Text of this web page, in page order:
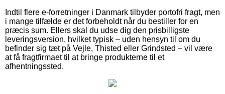
Indtil flere e-forretninger i Danmark tilbyder portofri fragt, men
i mange tilfælde er det forbeholdt når du bestiller for en
præcis sum. Ellers skal du udse dig den prisbilligste
leveringsversion, hvilket typisk – uden hensyn til om du
befinder sig tæt på Vejle, Thisted eller Grindsted – vil være
at få fragtfirmaet til at bringe produkterne til et
afhentningssted.